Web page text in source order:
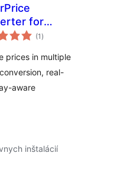
for
(1 celkové
hodnotenie
)
prices in multiple
real-
aware
inštalácií